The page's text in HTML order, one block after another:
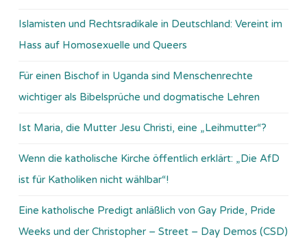
Islamisten und Rechtsradikale in Deutschland: Vereint im
Hass auf Homosexuelle und Queers
Für einen Bischof in Uganda sind Menschenrechte
wichtiger als Bibelsprüche und dogmatische Lehren
Ist Maria, die Mutter Jesu Christi, eine „Leihmutter“?
Wenn die katholische Kirche öffentlich erklärt: „Die AfD
ist für Katholiken nicht wählbar“!
Eine katholische Predigt anläßlich von Gay Pride, Pride
Weeks und der Christopher – Street – Day Demos (CSD)